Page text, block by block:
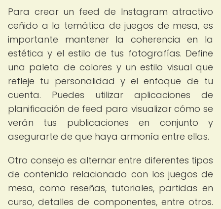
Para crear un feed de Instagram atractivo
ceñido a la temática de juegos de mesa, es
importante mantener la coherencia en la
estética y el estilo de tus fotografías. Define
una paleta de colores y un estilo visual que
refleje tu personalidad y el enfoque de tu
cuenta. Puedes utilizar aplicaciones de
planificación de feed para visualizar cómo se
verán tus publicaciones en conjunto y
asegurarte de que haya armonía entre ellas.
Otro consejo es alternar entre diferentes tipos
de contenido relacionado con los juegos de
mesa, como reseñas, tutoriales, partidas en
curso, detalles de componentes, entre otros.